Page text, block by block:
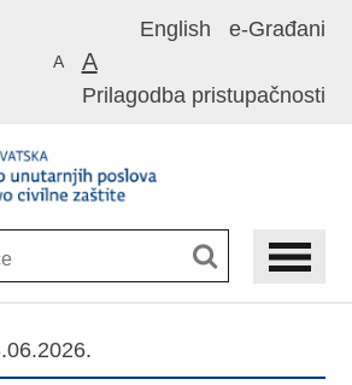
English e-Građani
A A
Prilagodba pristupačnosti